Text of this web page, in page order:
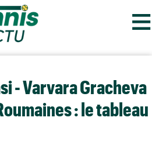
≡
- Varvara Gracheva
: le tableau